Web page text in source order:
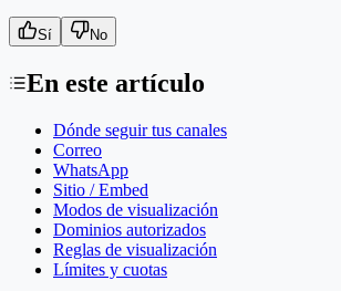
Sí No
En este artículo
Dónde seguir tus canales
Correo
WhatsApp
Sitio / Embed
Modos de visualización
Dominios autorizados
Reglas de visualización
Límites y cuotas